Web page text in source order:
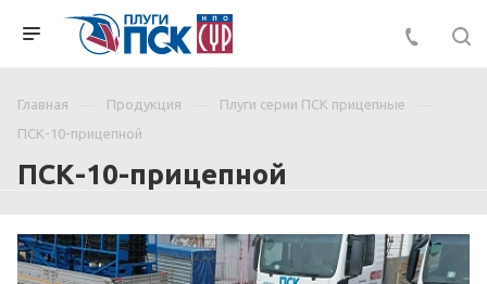
Главная Продукция
Плуги серии ПСК прицепные
ПСК-10-прицепной
ПСК-10-прицепной